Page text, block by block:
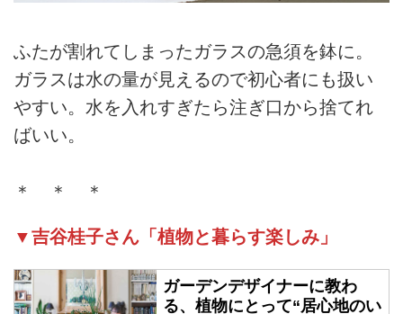
ふたが割れてしまったガラスの急須を鉢に。
ガラスは水の量が見えるので初心者にも扱い
やすい。水を入れすぎたら注ぎ口から捨てれ
ばいい。
＊ ＊ ＊
▼吉谷桂子さん「植物と暮らす楽しみ」
ガーデンデザイナーに教わ
る、植物にとって“居心地のい